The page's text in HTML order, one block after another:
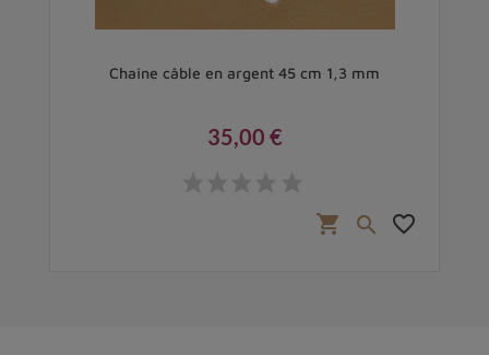
Chaîne câble en argent 45 cm 1,3 mm
35,00 €
shopping_cart  favorite_border